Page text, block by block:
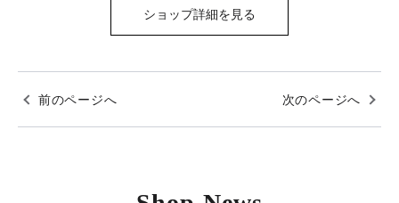
ショップ詳細を見る
前のページへ 次のページへ